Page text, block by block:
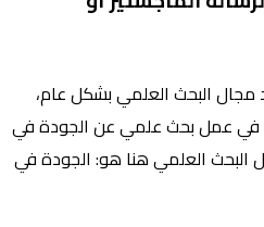
مجال البحث العلمي بشكل عام،
في عمل بحث علمي عن الجودة في
البحث العلمي هنا هو: الجودة في